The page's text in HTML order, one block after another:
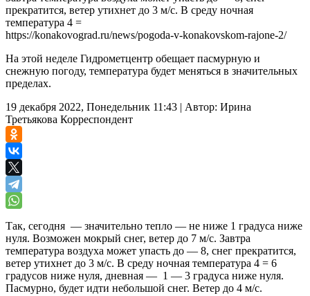
прекратится, ветер утихнет до 3 м/с. В среду ночная
температура 4 =
https://konakovograd.ru/news/pogoda-v-konakovskom-rajone-2/
На этой неделе Гидрометцентр обещает пасмурную и
снежную погоду, температура будет меняться в значительных
пределах.
19 декабря 2022, Понедельник 11:43 | Автор: Ирина
Третьякова Корреспондент
Так, сегодня — значительно тепло — не ниже 1 градуса ниже
нуля. Возможен мокрый снег, ветер до 7 м/с. Завтра
температура воздуха может упасть до — 8, снег прекратится,
ветер утихнет до 3 м/с. В среду ночная температура 4 = 6
градусов ниже нуля, дневная — 1 — 3 градуса ниже нуля.
Пасмурно, будет идти небольшой снег. Ветер до 4 м/с.